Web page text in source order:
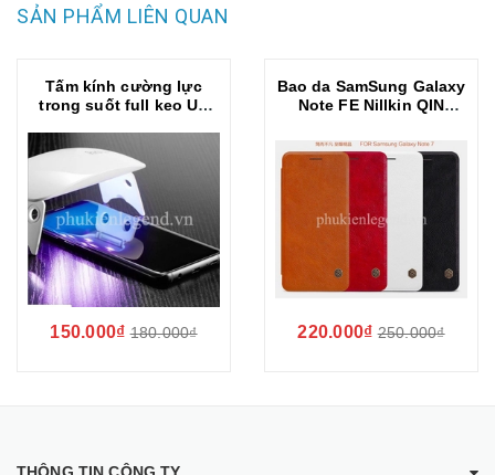
SẢN PHẨM LIÊN QUAN
Tấm kính cường lực
trong suốt full keo UV
150.000₫ 180.000₫
Bao da SamSung Galaxy
Note FE Nillkin QIN
220.000₫ 250.000₫